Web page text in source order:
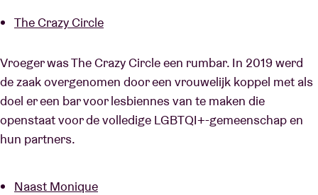
The Crazy Circle
Vroeger was The Crazy Circle een rumbar. In 2019 werd
de zaak overgenomen door een vrouwelijk koppel met als
doel er een bar voor lesbiennes van te maken die
openstaat voor de volledige LGBTQI+-gemeenschap en
hun partners.
Naast Monique